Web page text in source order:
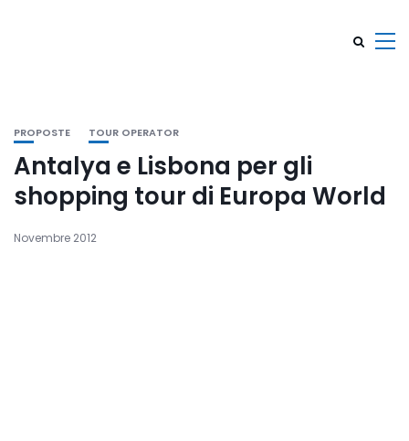
PROPOSTE TOUR OPERATOR
Antalya e Lisbona per gli
shopping tour di Europa World
Novembre 2012